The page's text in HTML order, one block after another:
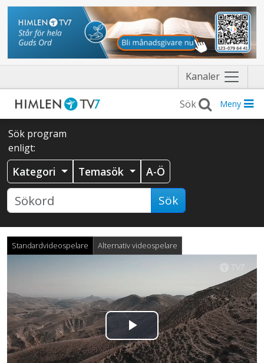
Kanaler Näytä
valikko
Meny
Sök program
enligt:
Kategori Temasök A-Ö
Sök
Standardvideospelare Alternativ videospelare
Spela